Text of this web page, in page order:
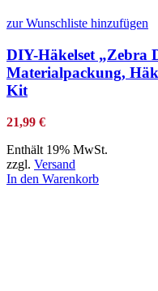
zur Wunschliste hinzufügen
DIY-Häkelset „Zebra
Materialpackung,
Kit
21,99 €
Enthält 19% MwSt.
zzgl. Versand
In den Warenkorb